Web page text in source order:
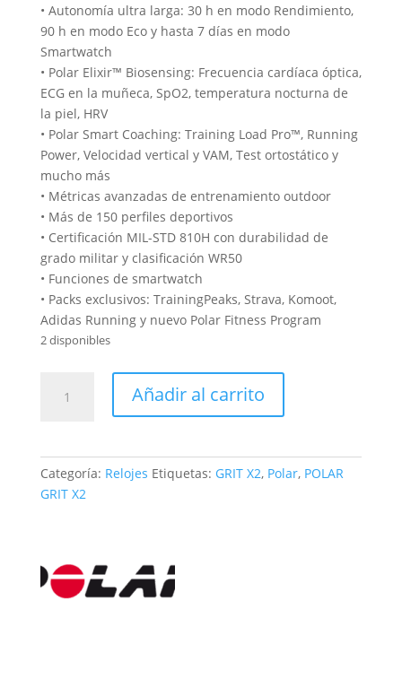
• Autonomía ultra larga: 30 h en modo Rendimiento,
90 h en modo Eco y hasta 7 días en modo
Smartwatch
• Polar Elixir™ Biosensing: Frecuencia cardíaca óptica,
ECG en la muñeca, SpO2, temperatura nocturna de
la piel, HRV
• Polar Smart Coaching: Training Load Pro™, Running
Power, Velocidad vertical y VAM, Test ortostático y
mucho más
• Métricas avanzadas de entrenamiento outdoor
• Más de 150 perfiles deportivos
• Certificación MIL-STD 810H con durabilidad de
grado militar y clasificación WR50
• Funciones de smartwatch
• Packs exclusivos: TrainingPeaks, Strava, Komoot,
Adidas Running y nuevo Polar Fitness Program
2 disponibles
cantidad
Añadir al carrito
Categoría: Relojes Etiquetas: GRIT X2, Polar, POLAR
GRIT X2